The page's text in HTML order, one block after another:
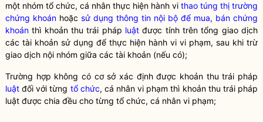
một nhóm tổ chức, cá nhân thực hiện hành vi thao túng thị trường
chứng khoán hoặc sử dụng thông tin nội bộ để mua, bán chứng
khoán thì khoản thu trái pháp luật được tính trên tổng giao dịch
các tài khoản sử dụng để thực hiện hành vi vi phạm, sau khi trừ
giao dịch nội nhóm giữa các tài khoản (nếu có);
Trường hợp không có cơ sở xác định được khoản thu trái pháp
luật đối với từng tổ chức, cá nhân vi phạm thì khoản thu trái pháp
luật được chia đều cho từng tổ chức, cá nhân vi phạm;